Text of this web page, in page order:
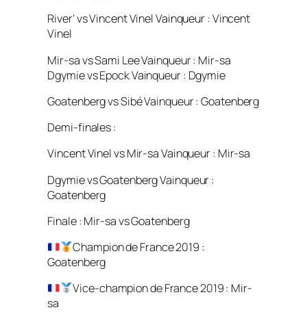
River’ vs Vincent Vinel Vainqueur : Vincent
Vinel
Mir-sa vs Sami Lee Vainqueur : Mir-sa
Dgymie vs Epock Vainqueur : Dgymie
Goatenberg vs Sibé Vainqueur : Goatenberg
Demi-finales :
Vincent Vinel vs Mir-sa Vainqueur : Mir-sa
Dgymie vs Goatenberg Vainqueur :
Goatenberg
Finale : Mir-sa vs Goatenberg
Champion de France 2019 :
Goatenberg
Vice-champion de France 2019 : Mir-
sa